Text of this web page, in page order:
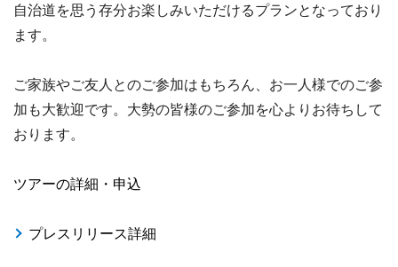
自治道を思う存分お楽しみいただけるプランとなっており
ます。
ご家族やご友人とのご参加はもちろん、お一人様でのご参
加も大歓迎です。大勢の皆様のご参加を心よりお待ちして
おります。
ツアーの詳細・申込
プレスリリース詳細